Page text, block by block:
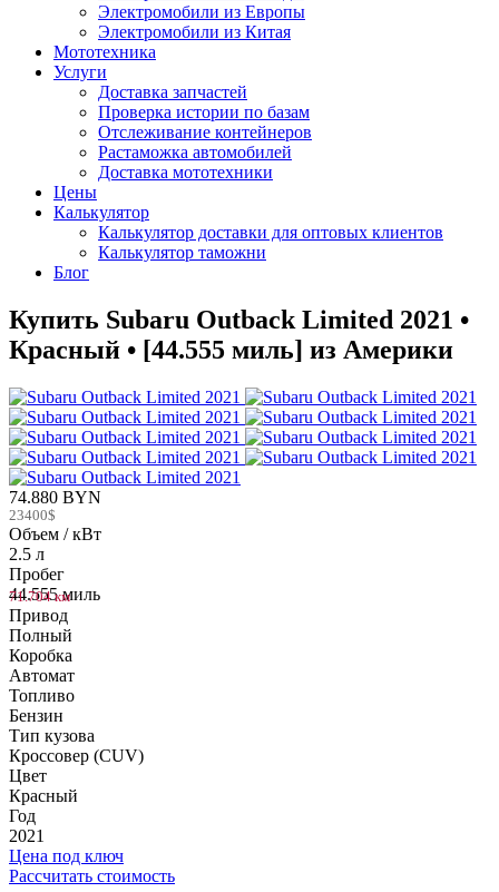
Электромобили из Европы
Электромобили из Китая
Мототехника
Услуги
Доставка запчастей
Проверка истории по базам
Отслеживание контейнеров
Растаможка автомобилей
Доставка мототехники
Цены
Калькулятор
Калькулятор доставки для оптовых клиентов
Калькулятор таможни
Блог
Купить Subaru Outback Limited 2021 •
Красный • [44.555 миль] из Америки
74.880 BYN
23400$
Объем / кВт
2.5 л
Пробег
44.555 миль
71.704 км
Привод
Полный
Коробка
Автомат
Топливо
Бензин
Тип кузова
Кроссовер (CUV)
Цвет
Красный
Год
2021
Цена под ключ
Рассчитать стоимость